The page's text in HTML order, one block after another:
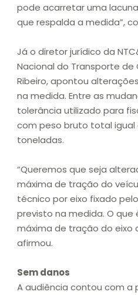
pode acarretar uma
que respalda a medida”,
Já o diretor jurídico da
Nacional do Transporte de
Ribeiro, apontou
na medida. Entre as
tolerância utilizado para
com peso bruto total igual
toneladas.
“Queremos que seja
máxima de tração do
técnico por eixo fixado
previsto na medida. O
máxima de tração do eixo
afirmou.
Sem danos
A audiência contou com a